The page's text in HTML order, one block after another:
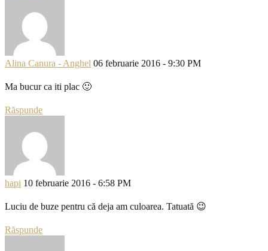
Alina Canura - Anghel 06 februarie 2016 - 9:30 PM
Ma bucur ca iti plac 🙂
Răspunde
hapi 10 februarie 2016 - 6:58 PM
Luciu de buze pentru că deja am culoarea. Tatuată 😉
Răspunde